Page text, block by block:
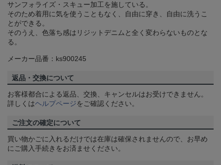
サンフォライズ・スキュー加工を施している。
そのため着用に気を使うこともなく、自由に穿き、自由に洗うこ
とができる。
そのうえ、色落ち感はリジットデニムと全く変わらないものとな
る。
メーカー品番：ks900245
返品・交換について
お客様都合による返品、交換、キャンセルはお受けできません。
詳しくはヘルプページをご確認ください。
ご注文の確定について
買い物かごに入れるだけでは在庫は確保されませんので、お早め
にご購入手続きをお済ませください。